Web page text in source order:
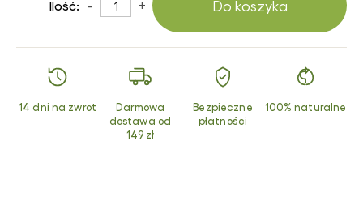
Ilość: - + Do koszyka
14 dni na zwrot
Darmowa
dostawa od
149 zł
Bezpieczne
płatności
100% naturalne